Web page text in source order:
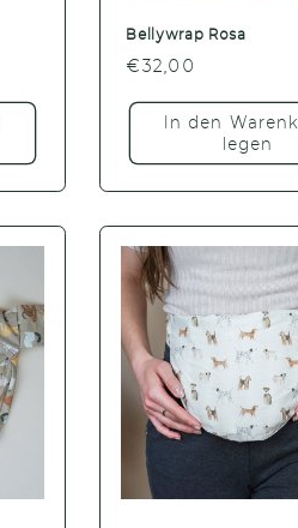
Bellywrap Rosa
Normaler
€32,00
In den
legen